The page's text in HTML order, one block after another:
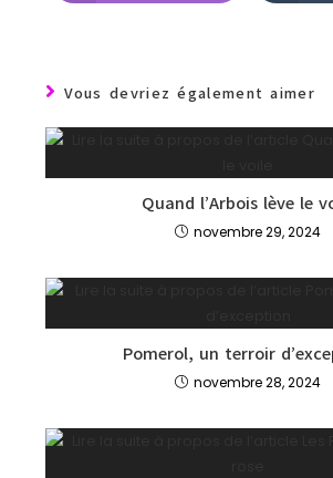
Vous devriez également aimer
Quand l’Arbois lève le
novembre 29, 2024
Pomerol, un terroir
novembre 28, 2024